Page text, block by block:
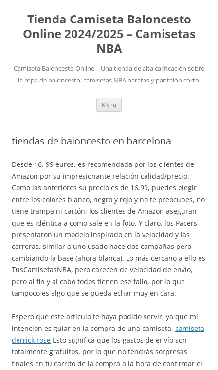
Tienda Camiseta Baloncesto
Online 2024/2025 – Camisetas
NBA
Camiseta Baloncesto Online – Una tienda de alta calificación sobre
la ropa de baloncesto, camisetas NBA baratas y pantalón corto.
Menú
tiendas de baloncesto en barcelona
Desde 16, 99 euros, es recomendada por los clientes de
Amazon por su impresionante relación calidad/precio.
Como las anteriores su precio es de 16,99, puedes elegir
entre los colores blanco, negro y rojo y no te preocupes, no
tiene trampa ni cartón; los clientes de Amazon aseguran
que es idéntica a como sale en la foto. Y claro, los Pacers
presentaron un modelo inspirado en la velocidad y las
carreras, similar a uno usado hace dos campañas pero
cambiando la base (ahora blanca). Lo más cercano a ello es
TusCamisetasNBA, pero carecen de velocidad de envío,
pero al fin y al cabo todos tienen ese fallo, por lo que
tampoco es algo que se pueda echar muy en cara.
Espero que este artículo te haya podido servir, ya que mi
intención es guiar en la compra de una camiseta. camiseta
derrick rose Esto significa que los gastos de envío son
totalmente gratuitos, por lo que no tendrás sorpresas
finales en tu carrito de la compra a la hora de confirmar el